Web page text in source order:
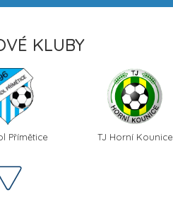
KLUBY
Přímětice TJ Horní Kounice